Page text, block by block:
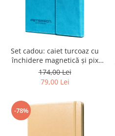
Set cadou: caiet turcoaz cu
închidere magnetică și pix
negru - Peterson PTR-PTN 88-
NOT-7-6331 TU
174,00 Lei
79,00 Lei
-78%